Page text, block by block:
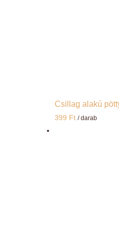
Csillag alakú
399 Ft / darab